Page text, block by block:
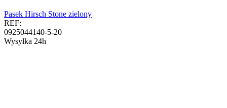
Pasek Hirsch Stone zielony
REF:
0925044140-5-20
Wysyłka 24h